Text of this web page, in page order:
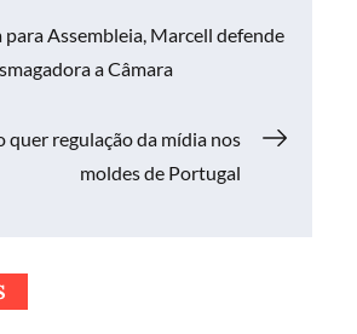
para Assembleia, Marcell defende
a Câmara
quer regulação da mídia nos
moldes de Portugal